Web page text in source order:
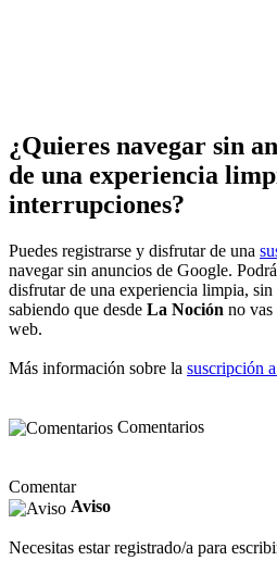
¿Quieres navegar sin
de una experiencia
interrupciones?
Puedes registrarse y disfrutar de una
navegar sin anuncios de Google.
disfrutar de una experiencia limpia,
sabiendo que desde La Noción no vas
web.
Más información sobre la suscripción
Comentarios
Comentar
Aviso
Necesitas estar registrado/a para